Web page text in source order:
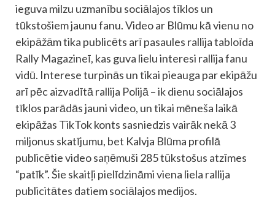
ieguva milzu uzmanību sociālajos tīklos un
tūkstošiem jaunu fanu. Video ar Blūmu kā vienu no
ekipāžām tika publicēts arī pasaules rallija tabloīda
Rally Magazineī, kas guva lielu interesi rallija fanu
vidū. Interese turpinās un tikai pieauga par ekipāžu
arī pēc aizvadītā rallija Polijā – ik dienu sociālajos
tīklos parādās jauni video, un tikai mēneša laikā
ekipāžas TikTok konts sasniedzis vairāk nekā 3
miljonus skatījumu, bet Kalvja Blūma profilā
publicētie video saņēmuši 285 tūkstošus atzīmes
“patīk”. Šie skaitļi pielīdzināmi viena liela rallija
publicitātes datiem sociālajos medijos.